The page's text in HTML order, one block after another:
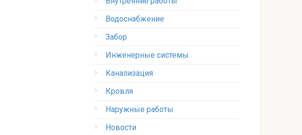
Водоснабжение
Забор
Инженерные системы
Канализация
Кровля
Наружные работы
Новости